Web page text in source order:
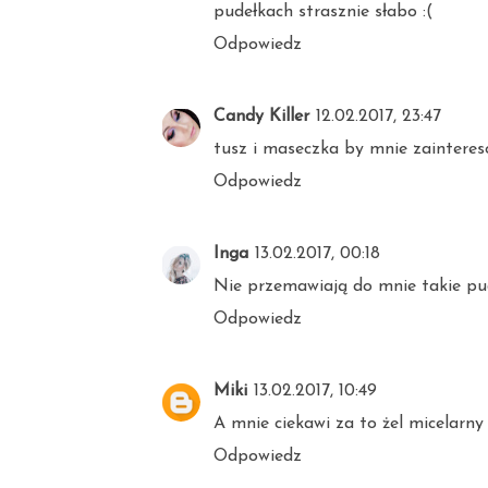
pudełkach strasznie słabo :(
Odpowiedz
Candy Killer 12.02.2017, 23:47
tusz i maseczka by mnie
Odpowiedz
Inga 13.02.2017, 00:18
Nie przemawiają do mnie takie
Odpowiedz
Miki 13.02.2017, 10:49
A mnie ciekawi za to żel micelarny
Odpowiedz